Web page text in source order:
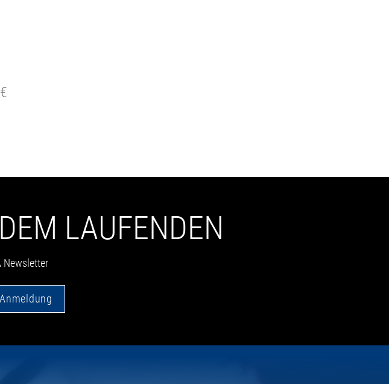
LAUFENDEN
Newsletter